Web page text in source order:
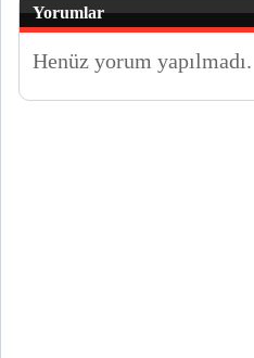
Yorumlar
Henüz yorum yapılmadı.